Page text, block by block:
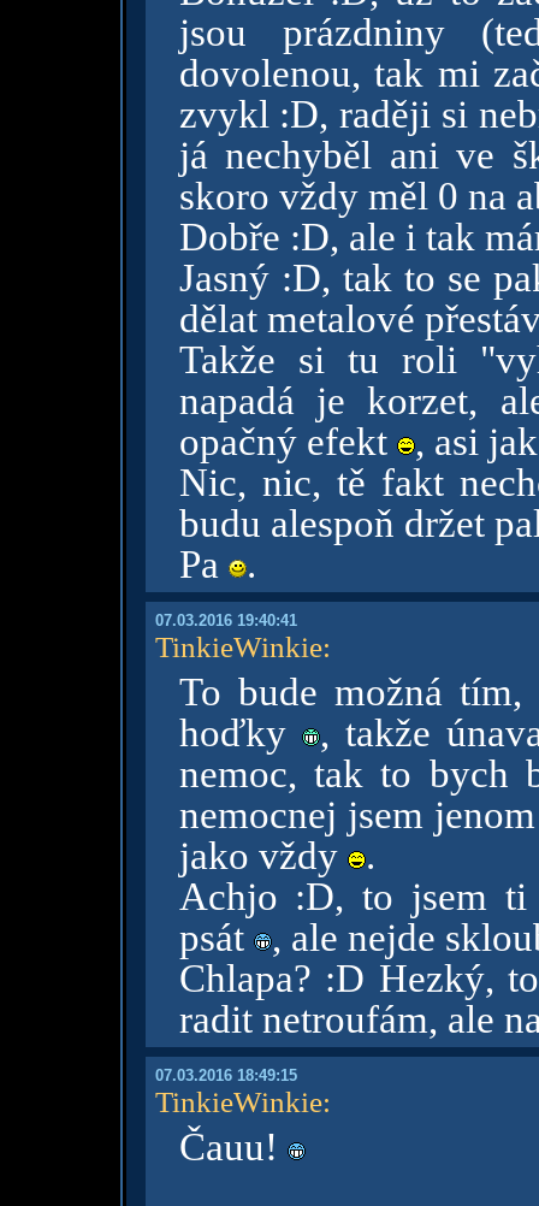
jsou prázdniny
dovolenou, tak mi
zvykl :D, raději si
já nechyběl ani ve
skoro vždy měl 0 na
Dobře :D, ale i tak
Jasný :D, tak to se
dělat metalové
Takže si tu roli
napadá je korzet,
opačný efekt
, asi
Nic, nic, tě fakt
budu alespoň držet
Pa
.
07.03.2016 19:40:41
TinkieWinkie:
To bude možná
hoďky
, takže
nemoc, tak to bych
nemocnej jsem
jako vždy
.
Achjo :D, to jsem ti
psát
, ale nejde
Chlapa? :D Hezký,
radit netroufám, ale
07.03.2016 18:49:15
TinkieWinkie:
Čauu!